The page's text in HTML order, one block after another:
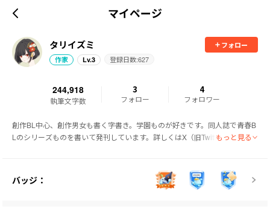
マイページ
タリイズミ
フォロー
作家
Lv.3 登録日数:627
244,918
執筆文字数
3
フォロー
4
フォロワー
創作BL中心、創作男女も書く字書き。学園ものが好きです。同人誌で青春B
Lのシリーズものを書いて発刊しています。詳しくはX（旧Twitter）@tari_iz
もっと見る
バッジ：